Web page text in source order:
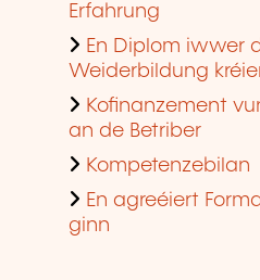
Erfahrung
En Diplom iwwer
Weiderbildung
Kofinanzement
an de Betriber
Kompetenzebilan
En agreéiert
ginn